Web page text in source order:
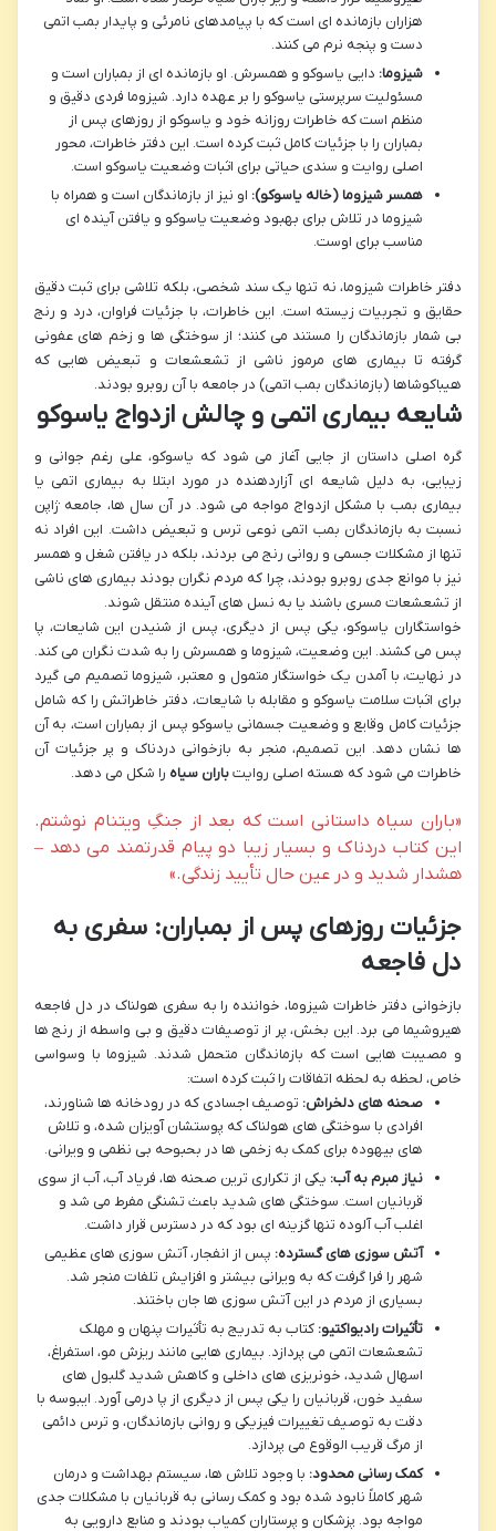
هزاران بازمانده ای است که با پیامدهای نامرئی و پایدار بمب اتمی
دست و پنجه نرم می کنند.
شیزوما: دایی یاسوکو و همسرش. او بازمانده ای از بمباران است و
مسئولیت سرپرستی یاسوکو را بر عهده دارد. شیزوما فردی دقیق و
منظم است که خاطرات روزانه خود و یاسوکو از روزهای پس از
بمباران را با جزئیات کامل ثبت کرده است. این دفتر خاطرات، محور
اصلی روایت و سندی حیاتی برای اثبات وضعیت یاسوکو است.
همسر شیزوما (خاله یاسوکو): او نیز از بازماندگان است و همراه با
شیزوما در تلاش برای بهبود وضعیت یاسوکو و یافتن آینده ای
مناسب برای اوست.
دفتر خاطرات شیزوما، نه تنها یک سند شخصی، بلکه تلاشی برای ثبت دقیق
حقایق و تجربیات زیسته است. این خاطرات، با جزئیات فراوان، درد و رنج
بی شمار بازماندگان را مستند می کنند؛ از سوختگی ها و زخم های عفونی
گرفته تا بیماری های مرموز ناشی از تشعشعات و تبعیض هایی که
هیباکوشاها (بازماندگان بمب اتمی) در جامعه با آن روبرو بودند.
شایعه بیماری اتمی و چالش ازدواج یاسوکو
گره اصلی داستان از جایی آغاز می شود که یاسوکو، علی رغم جوانی و
زیبایی، به دلیل شایعه ای آزاردهنده در مورد ابتلا به بیماری اتمی یا
بیماری بمب با مشکل ازدواج مواجه می شود. در آن سال ها، جامعه ژاپن
نسبت به بازماندگان بمب اتمی نوعی ترس و تبعیض داشت. این افراد نه
تنها از مشکلات جسمی و روانی رنج می بردند، بلکه در یافتن شغل و همسر
نیز با موانع جدی روبرو بودند، چرا که مردم نگران بودند بیماری های ناشی
از تشعشعات مسری باشند یا به نسل های آینده منتقل شوند.
خواستگاران یاسوکو، یکی پس از دیگری، پس از شنیدن این شایعات، پا
پس می کشند. این وضعیت، شیزوما و همسرش را به شدت نگران می کند.
در نهایت، با آمدن یک خواستگار متمول و معتبر، شیزوما تصمیم می گیرد
برای اثبات سلامت یاسوکو و مقابله با شایعات، دفتر خاطراتش را که شامل
جزئیات کامل وقایع و وضعیت جسمانی یاسوکو پس از بمباران است، به آن
ها نشان دهد. این تصمیم، منجر به بازخوانی دردناک و پر جزئیات آن
خاطرات می شود که هسته اصلی روایتباران سیاه را شکل می دهد.
«باران سیاه داستانی است که بعد از جنگِ ویتنام نوشتم.
این کتاب دردناک و بسیار زیبا دو پیام قدرتمند می دهد –
هشدار شدید و در عین حال تأیید زندگی.»
جزئیات روزهای پس از بمباران: سفری به
دل فاجعه
بازخوانی دفتر خاطرات شیزوما، خواننده را به سفری هولناک در دل فاجعه
هیروشیما می برد. این بخش، پر از توصیفات دقیق و بی واسطه از رنج ها
و مصیبت هایی است که بازماندگان متحمل شدند. شیزوما با وسواسی
خاص، لحظه به لحظه اتفاقات را ثبت کرده است:
صحنه های دلخراش: توصیف اجسادی که در رودخانه ها شناورند،
افرادی با سوختگی های هولناک که پوستشان آویزان شده، و تلاش
های بیهوده برای کمک به زخمی ها در بحبوحه بی نظمی و ویرانی.
نیاز مبرم به آب: یکی از تکراری ترین صحنه ها، فریاد آب، آب از سوی
قربانیان است. سوختگی های شدید باعث تشنگی مفرط می شد و
اغلب آب آلوده تنها گزینه ای بود که در دسترس قرار داشت.
آتش سوزی های گسترده: پس از انفجار، آتش سوزی های عظیمی
شهر را فرا گرفت که به ویرانی بیشتر و افزایش تلفات منجر شد.
بسیاری از مردم در این آتش سوزی ها جان باختند.
تأثیرات رادیواکتیو: کتاب به تدریج به تأثیرات پنهان و مهلک
تشعشعات اتمی می پردازد. بیماری هایی مانند ریزش مو، استفراغ،
اسهال شدید، خونریزی های داخلی و کاهش شدید گلبول های
سفید خون، قربانیان را یکی پس از دیگری از پا درمی آورد. ایبوسه با
دقت به توصیف تغییرات فیزیکی و روانی بازماندگان، و ترس دائمی
از مرگ قریب الوقوع می پردازد.
کمک رسانی محدود: با وجود تلاش ها، سیستم بهداشت و درمان
شهر کاملاً نابود شده بود و کمک رسانی به قربانیان با مشکلات جدی
مواجه بود. پزشکان و پرستاران کمیاب بودند و منابع دارویی به